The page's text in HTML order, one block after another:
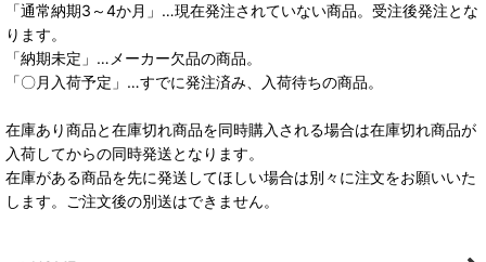
「通常納期3～4か月」…現在発注されていない商品。受注後発注とな
ります。
「納期未定」…メーカー欠品の商品。
「〇月入荷予定」…すでに発注済み、入荷待ちの商品。
在庫あり商品と在庫切れ商品を同時購入される場合は在庫切れ商品が
入荷してからの同時発送となります。
在庫がある商品を先に発送してほしい場合は別々に注文をお願いいた
します。ご注文後の別送はできません。